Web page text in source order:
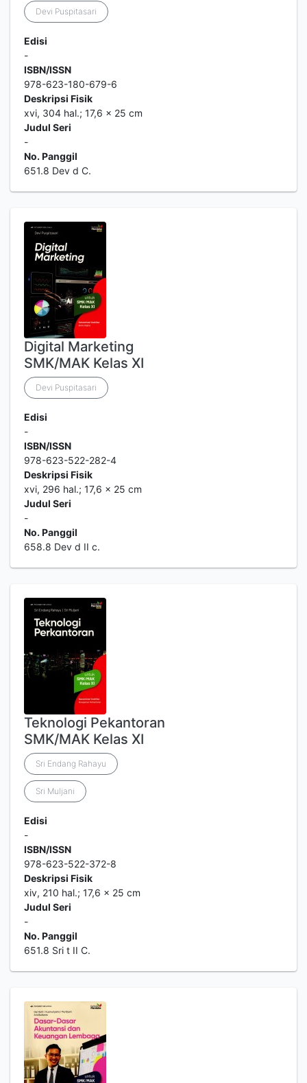
Devi Puspitasari
Edisi
-
ISBN/ISSN
978-623-180-679-6
Deskripsi Fisik
xvi, 304 hal.; 17,6 x 25 cm
Judul Seri
-
No. Panggil
651.8 Dev d C.
Digital Marketing
SMK/MAK Kelas XI
Devi Puspitasari
Edisi
-
ISBN/ISSN
978-623-522-282-4
Deskripsi Fisik
xvi, 296 hal.; 17,6 x 25 cm
Judul Seri
-
No. Panggil
658.8 Dev d II c.
Teknologi Pekantoran
SMK/MAK Kelas XI
Sri Endang Rahayu
Sri Muljani
Edisi
-
ISBN/ISSN
978-623-522-372-8
Deskripsi Fisik
xiv, 210 hal.; 17,6 x 25 cm
Judul Seri
-
No. Panggil
651.8 Sri t II C.